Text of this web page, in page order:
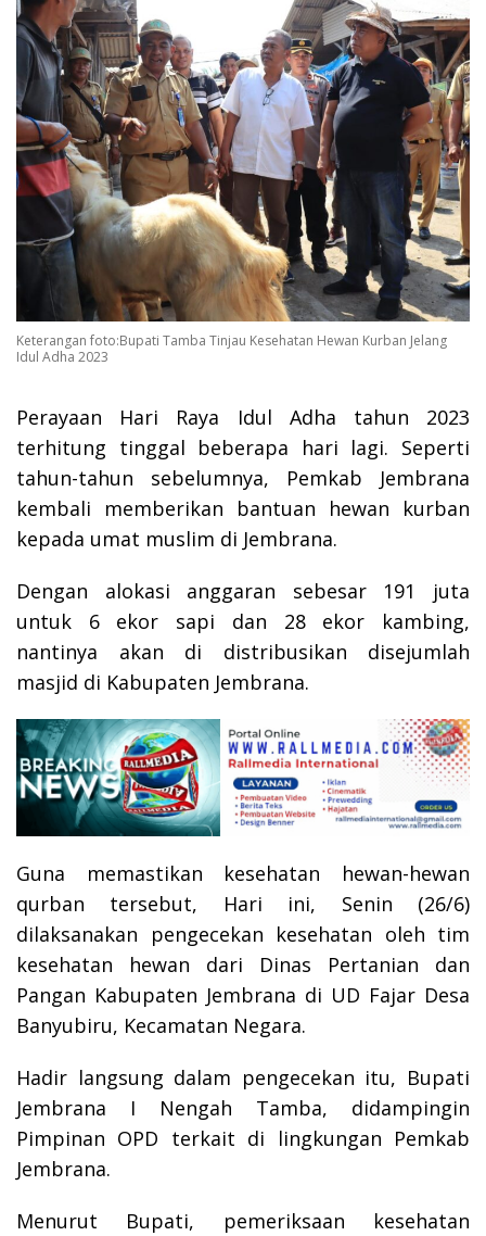
Keterangan foto:Bupati Tamba Tinjau Kesehatan Hewan Kurban Jelang
Idul Adha 2023
Perayaan Hari Raya Idul Adha tahun 2023
terhitung tinggal beberapa hari lagi. Seperti
tahun-tahun sebelumnya, Pemkab Jembrana
kembali memberikan bantuan hewan kurban
kepada umat muslim di Jembrana.
Dengan alokasi anggaran sebesar 191 juta
untuk 6 ekor sapi dan 28 ekor kambing,
nantinya akan di distribusikan disejumlah
masjid di Kabupaten Jembrana.
Guna memastikan kesehatan hewan-hewan
qurban tersebut, Hari ini, Senin (26/6)
dilaksanakan pengecekan kesehatan oleh tim
kesehatan hewan dari Dinas Pertanian dan
Pangan Kabupaten Jembrana di UD Fajar Desa
Banyubiru, Kecamatan Negara.
Hadir langsung dalam pengecekan itu, Bupati
Jembrana I Nengah Tamba, didampingin
Pimpinan OPD terkait di lingkungan Pemkab
Jembrana.
Menurut Bupati, pemeriksaan kesehatan